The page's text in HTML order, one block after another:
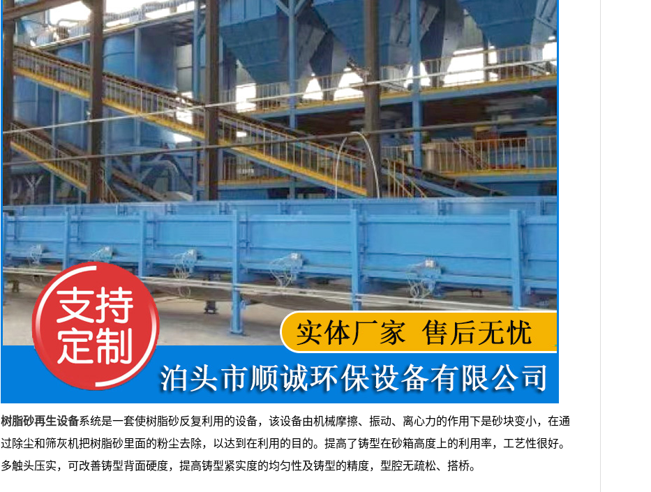
树脂砂再生设备系统是一套使树脂砂反复利用的设备，该设备由机械摩擦、振动、离心力的作用下是砂块变小，在通
过除尘和筛灰机把树脂砂里面的粉尘去除，以达到在利用的目的。提高了铸型在砂箱高度上的利用率，工艺性很好。
多触头压实，可改善铸型背面硬度，提高铸型紧实度的均匀性及铸型的精度，型腔无疏松、搭桥。